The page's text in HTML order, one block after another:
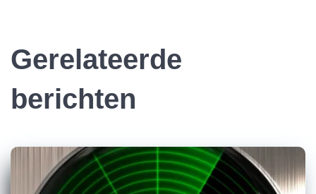
Gerelateerde
berichten